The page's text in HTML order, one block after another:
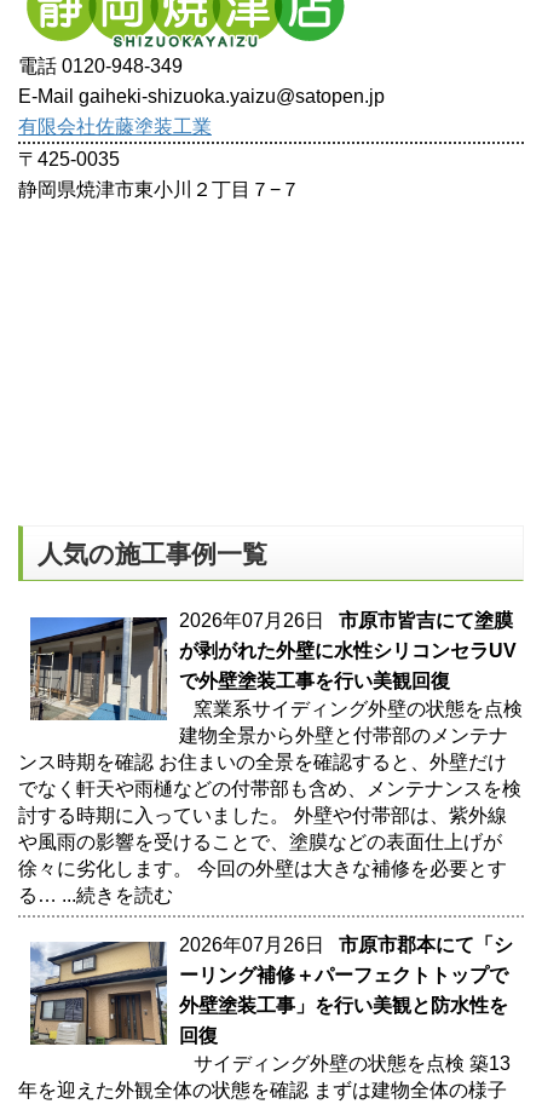
電話 0120-948-349
E-Mail gaiheki-shizuoka.yaizu@satopen.jp
有限会社佐藤塗装工業
〒425-0035
静岡県焼津市東小川２丁目７−７
人気の施工事例一覧
2026年07月26日 市原市皆吉にて塗膜
が剥がれた外壁に水性シリコンセラUV
で外壁塗装工事を行い美観回復
窯業系サイディング外壁の状態を点検
建物全景から外壁と付帯部のメンテナ
ンス時期を確認 お住まいの全景を確認すると、外壁だけ
でなく軒天や雨樋などの付帯部も含め、メンテナンスを検
討する時期に入っていました。 外壁や付帯部は、紫外線
や風雨の影響を受けることで、塗膜などの表面仕上げが
徐々に劣化します。 今回の外壁は大きな補修を必要とす
る… ...続きを読む
2026年07月26日 市原市郡本にて「シ
ーリング補修＋パーフェクトトップで
外壁塗装工事」を行い美観と防水性を
回復
サイディング外壁の状態を点検 築13
年を迎えた外観全体の状態を確認 まずは建物全体の様子